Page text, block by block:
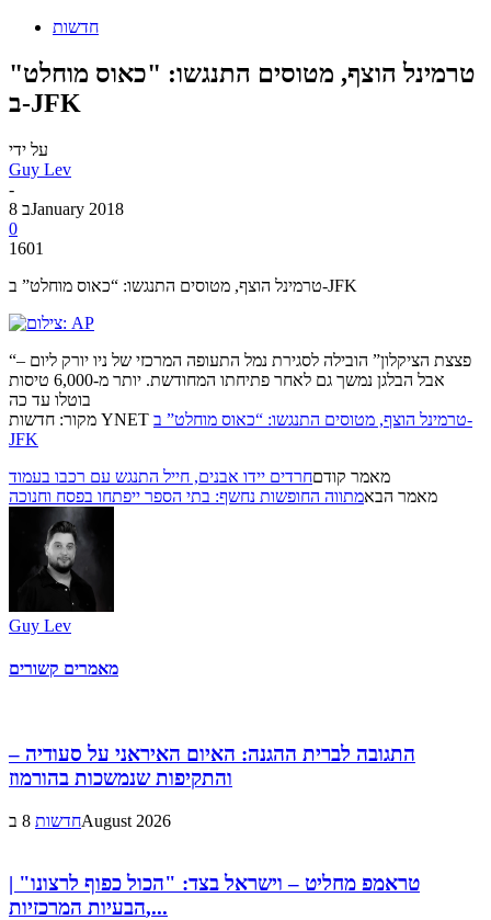
חדשות
טרמינל הוצף, מטוסים התנגשו: "כאוס מוחלט"
ב-JFK
על ידי
Guy Lev
-
8 בJanuary 2018
0
1601
טרמינל הוצף, מטוסים התנגשו: “כאוס מוחלט” ב-JFK
“פצצת הציקלון” הובילה לסגירת נמל התעופה המרכזי של ניו יורק ליום –
אבל הבלגן נמשך גם לאחר פתיחתו המחודשת. יותר מ-6,000 טיסות
בוטלו עד כה
מקור: חדשות YNET טרמינל הוצף, מטוסים התנגשו: “כאוס מוחלט” ב-
JFK
מאמר קודםחרדים יידו אבנים, חייל התנגש עם רכבו בעמוד
מאמר הבאמתווה החופשות נחשף: בתי הספר ייפתחו בפסח וחנוכה
Guy Lev
מאמרים קשורים
התגובה לברית ההגנה: האיום האיראני על סעודיה –
והתקיפות שנמשכות בהורמוז
חדשות8 בAugust 2026
טראמפ מחליט – וישראל בצד: "הכול כפוף לרצונו" |
הבעיות המרכזיות,...